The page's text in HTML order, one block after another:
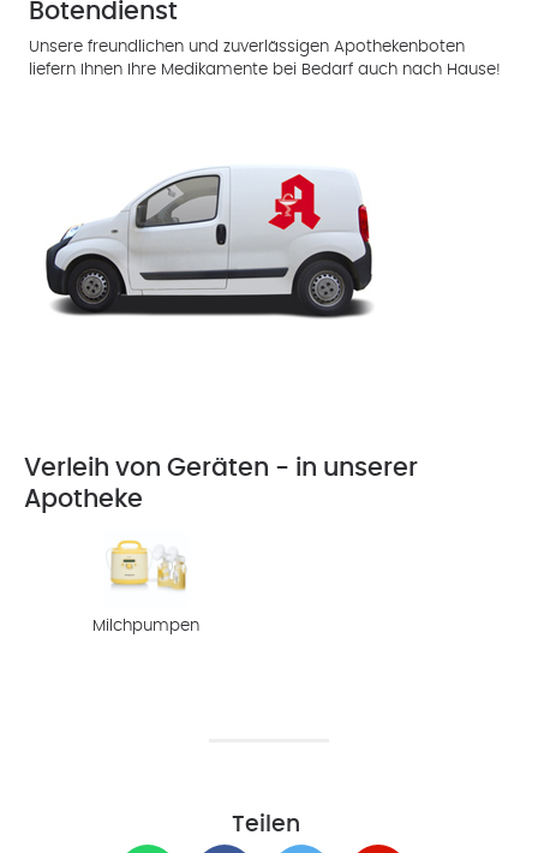
Botendienst
Unsere freundlichen und zuverlässigen Apothekenboten
liefern Ihnen Ihre Medikamente bei Bedarf auch nach Hause!
Verleih von Geräten - in unserer
Apotheke
Milchpumpen
Teilen